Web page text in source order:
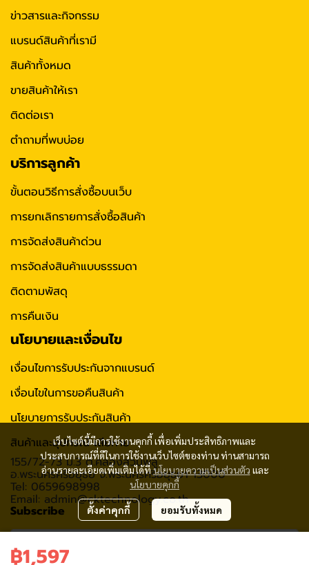
฿1,597
เว็บไซต์นี้มีการใช้งานคุกกี้ เพื่อเพิ่มประสิทธิภาพและ
ประสบการณ์ที่ดีในการใช้งานเว็บไซต์ของท่าน ท่านสามารถ
อ่านรายละเอียดเพิ่มเติมได้ที่นโยบายความเป็นส่วนตัว และ
นโยบายคุกกี้
ตั้งค่าคุกกี้ ยอมรับทั้งหมด
ข่าวสารและกิจกรรม
แบรนด์สินค้าที่เรามี
สินค้าทั้งหมด
ขายสินค้าให้เรา
ติดต่อเรา
ตำถามที่พบบ่อย
บริการลูกค้า
ขั้นตอนวิธีการสั่งซื้อบนเว็บ
การยกเลิกรายการสั่งซื้อสินค้า
การจัดส่งสินค้าด่วน
การจัดส่งสินค้าแบบธรรมดา
ติดตามพัสดุ
การคืนเงิน
นโยบายและเงื่อนไข
เงื่อนไขการรับประกันจากแบรนด์
เงื่อนไขในการขอคืนสินค้า
นโยบายการรับประกันสินค้า
สินค้าและอุปกรณ์ เสียหาย
155/72-73 ม.3 ต.คลองสวนพลู
อ.พระนครศรีอยุธย จ.พระนครศรีอยุธยา 13000
Tel: 0659698998
Email: admin@cktechnology.co.th
Subscribe